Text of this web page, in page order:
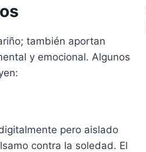
también aportan
y emocional. Algunos
pero aislado
contra la soledad. El